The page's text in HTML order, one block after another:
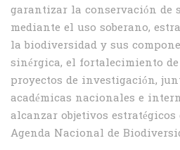
garantizar la conservación
mediante el uso soberano,
la biodiversidad y sus
sinérgica, el fortalecimiento
proyectos de investigación,
académicas nacionales e
alcanzar objetivos
Agenda Nacional de